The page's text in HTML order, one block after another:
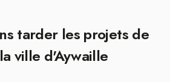
tarder les projets de
ville d'Aywaille